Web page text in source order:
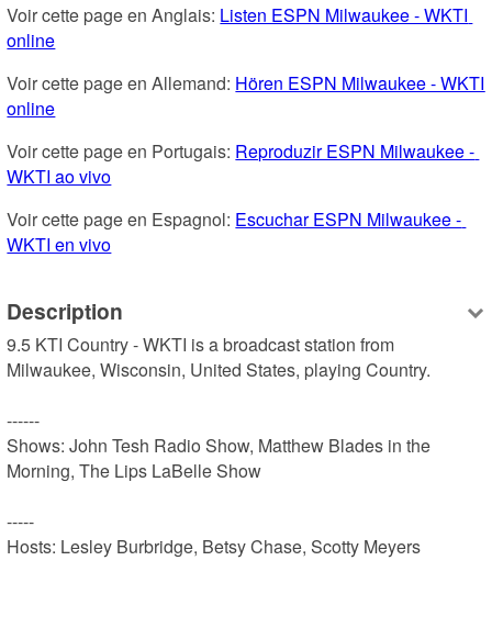
Voir cette page en Anglais: Listen ESPN Milwaukee - WKTI
online
Voir cette page en Allemand: Hören ESPN Milwaukee - WKTI
online
Voir cette page en Portugais: Reproduzir ESPN Milwaukee -
WKTI ao vivo
Voir cette page en Espagnol: Escuchar ESPN Milwaukee -
WKTI en vivo
Description
9.5 KTI Country - WKTI is a broadcast station from
Milwaukee, Wisconsin, United States, playing Country.
------
Shows: John Tesh Radio Show, Matthew Blades in the
Morning, The Lips LaBelle Show
-----
Hosts: Lesley Burbridge, Betsy Chase, Scotty Meyers